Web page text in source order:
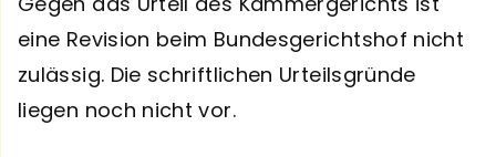
eine Revision beim Bundesgerichtshof nicht
zulässig. Die schriftlichen Urteilsgründe
liegen noch nicht vor.